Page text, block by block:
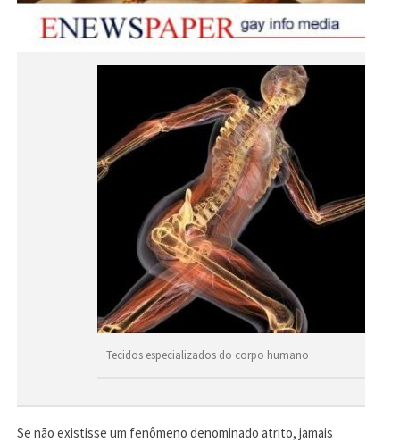
Tecidos especializados do corpo humano
Se não existisse um fenômeno denominado atrito, jamais